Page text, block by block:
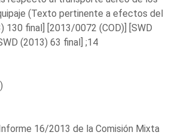
(Texto pertinente a efectos del
130 final] [2013/0072 (COD)] [SWD
(2013) 63 final] ;14
16/2013 de la Comisión Mixta